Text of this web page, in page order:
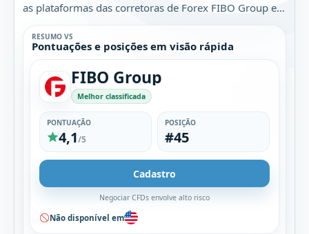
as plataformas das corretoras de Forex FIBO Group e
JustMarkets. Descubra qual é a melhor opção para
você.
RESUMO VS
Pontuações e posições em visão rápida
FIBO Group
Melhor classificada
PONTUAÇÃO
4,1/5
POSIÇÃO
#45
Cadastro
Negociar CFDs envolve alto risco
Não disponível em